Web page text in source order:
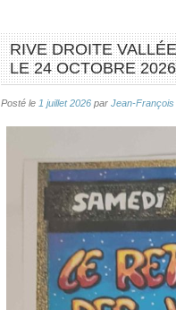
RIVE DROITE
LE 24 OCTOBRE 2026
Posté le 1 juillet 2026 par Jean-François